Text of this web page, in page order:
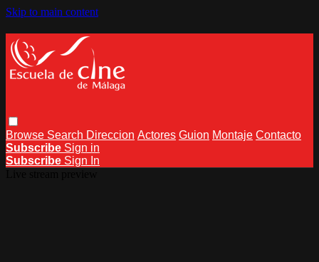
Skip to main content
Browse Search Direccion Actores Guion Montaje Contacto
Subscribe Sign in
Subscribe Sign In